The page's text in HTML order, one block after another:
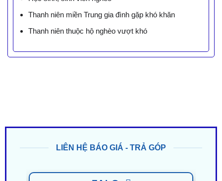
Thanh niên miền Trung gia đình gặp khó khăn
Thanh niên thuộc hộ nghèo vượt khó